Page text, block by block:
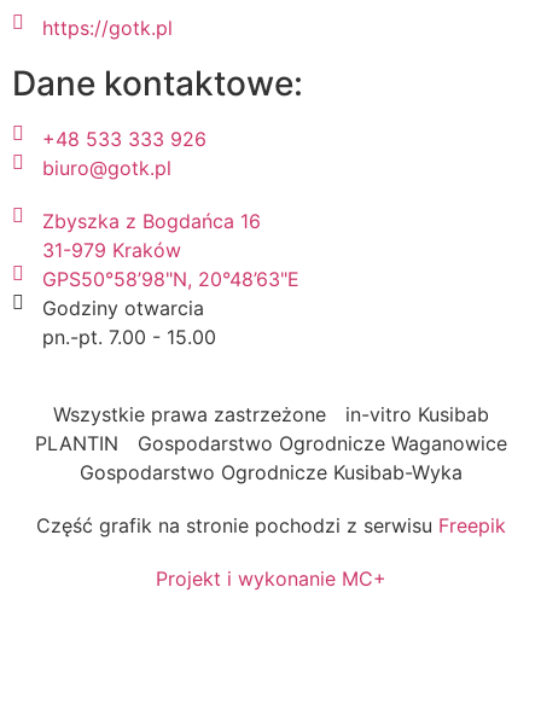
https://gotk.pl
Dane kontaktowe:
+48 533 333 926
biuro@gotk.pl
Zbyszka z Bogdańca 16
31-979 Kraków
GPS50°58’98"N, 20°48’63"E
Godziny otwarcia
pn.-pt. 7.00 - 15.00
Wszystkie prawa zastrzeżone
in-vitro Kusibab
PLANTIN
Gospodarstwo Ogrodnicze Waganowice
Gospodarstwo Ogrodnicze Kusibab-Wyka
Część grafik na stronie pochodzi z serwisu Freepik
Projekt i wykonanie MC+